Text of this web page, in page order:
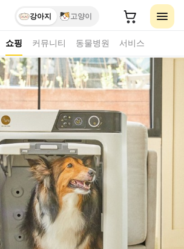
강아지 고양이
쇼핑 커뮤니티 동물병원 서비스